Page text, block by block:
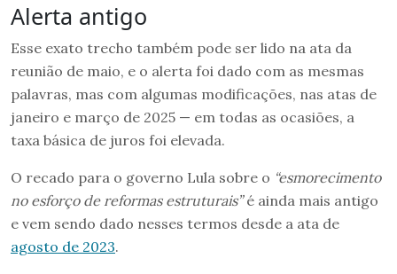
Alerta antigo
Esse exato trecho também pode ser lido na ata da
reunião de maio, e o alerta foi dado com as mesmas
palavras, mas com algumas modificações, nas atas de
janeiro e março de 2025 — em todas as ocasiões, a
taxa básica de juros foi elevada.
O recado para o governo Lula sobre o “esmorecimento
no esforço de reformas estruturais”é ainda mais antigo
e vem sendo dado nesses termos desde a ata de
agosto de 2023.